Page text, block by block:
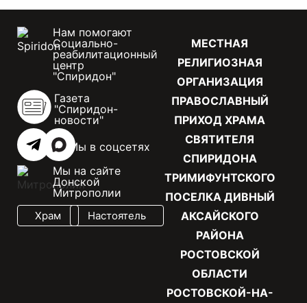
МЕСТНАЯ
РЕЛИГИОЗНАЯ
ОРГАНИЗАЦИЯ
ПРАВОСЛАВНЫЙ
ПРИХОД ХРАМА
СВЯТИТЕЛЯ
СПИРИДОНА
ТРИМИФУНТСКОГО
ПОСЕЛКА ДИВНЫЙ
АКСАЙСКОГО
РАЙОНА
РОСТОВСКОЙ
ОБЛАСТИ
РОСТОВСКОЙ-НА-
Нам помогают
Социально-
реабилитационный
центр
"Спиридон"
Газета
"Спиридон-
новости"
Мы в соцсетях
Мы на сайте
Донской
Митрополии
Храм Настоятель